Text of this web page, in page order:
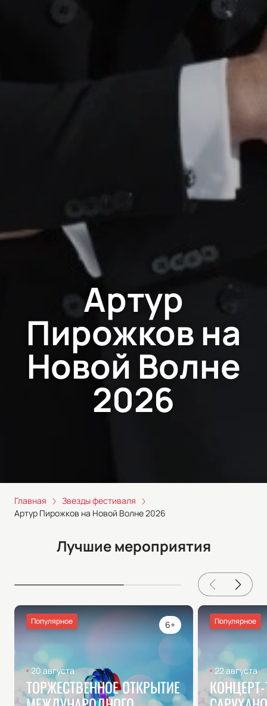
Артур
Пирожков на
Новой Волне
2026
Главная
Звезды фестиваля
Артур Пирожков на Новой Волне 2026
Лучшие мероприятия
Популярное 6+
20 августа
ТОРЖЕСТВЕННОЕ ОТКРЫТИЕ
Популярное
22 августа